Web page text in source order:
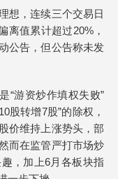
想，连续三个交易日
离值累计超过20%，
公告，但公告称未发
“游资炒作填权失败”
股转增7股”的除权，
价维持上涨势头，部
而在监管严打市场炒
，加上6月各板块指